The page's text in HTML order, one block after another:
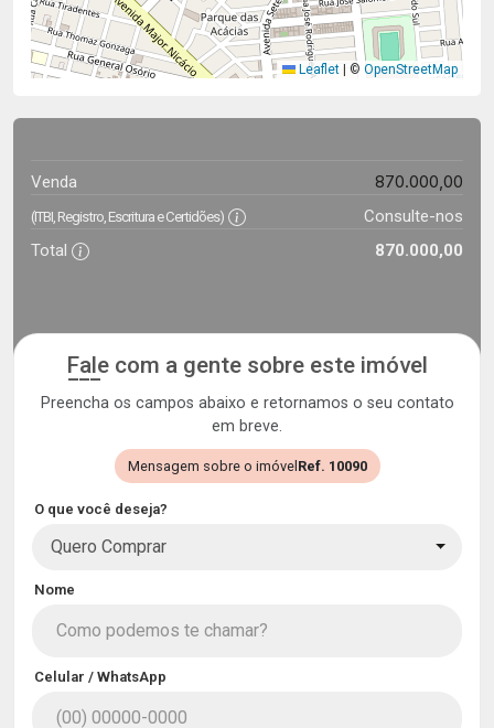
Leaflet © OpenStreetMap
Venda 870.000,00
(ITBI, Registro, Escritura e Certidões)
Consulte-nos
Total
870.000,00
Fale com a gente sobre este imóvel
Preencha os campos abaixo e retornamos o seu contato
em breve.
Mensagem sobre o imóvel Ref. 10090
O que você deseja?
Quero Comprar
Nome
Celular / WhatsApp